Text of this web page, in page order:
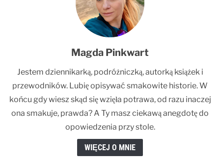
Magda Pinkwart
Jestem dziennikarką, podróżniczką, autorką książek i
przewodników. Lubię opisywać smakowite historie. W
końcu gdy wiesz skąd się wzięła potrawa, od razu inaczej
ona smakuje, prawda? A Ty masz ciekawą anegdotę do
opowiedzenia przy stole.
WIĘCEJ O MNIE